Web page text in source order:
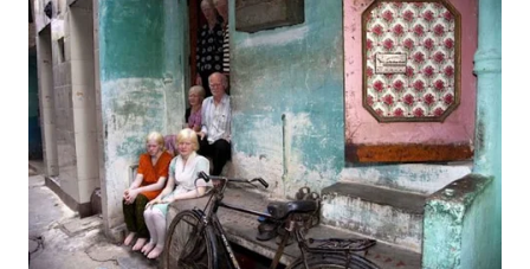
BINTAN
WN
MANDALIKA
WN
LIKUPANG
WN